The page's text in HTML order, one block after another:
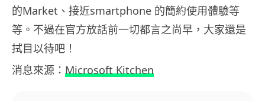
的Market、接近smartphone 的簡約使用體驗等
等。不過在官方放話前一切都言之尚早，大家還是
拭目以待吧！
消息來源： Microsoft Kitchen